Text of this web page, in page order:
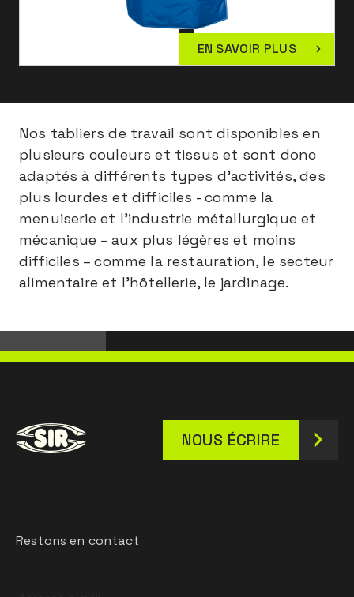
EN SAVOIR PLUS
Nos tabliers de travail sont disponibles en
plusieurs couleurs et tissus et sont donc
adaptés à différents types d'activités, des
plus lourdes et difficiles - comme la
menuiserie et l'industrie métallurgique et
mécanique – aux plus légères et moins
difficiles – comme la restauration, le secteur
alimentaire et l'hôtellerie, le jardinage.
NOUS ÉCRIRE
Restons en contact